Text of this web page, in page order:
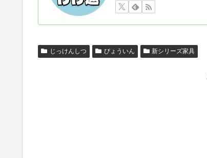
じっけんしつ びょういん 新シリーズ家具